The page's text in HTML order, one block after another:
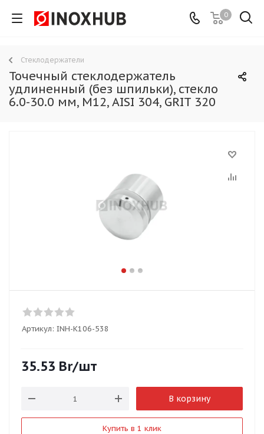
0
Стеклодержатели
Точечный стеклодержатель
удлиненный (без шпильки), стекло
6.0-30.0 мм, М12, AISI 304, GRIT 320
Артикул: INH-K106-538
35.53 Br/шт
В корзину
Купить в 1 клик